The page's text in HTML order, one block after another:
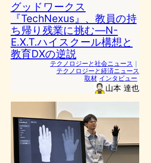
グッドワークス
『TechNexus』、教員の持
ち帰り残業に挑む—N-
E.X.T.ハイスクール構想と
教育DXの逆説
テクノロジーと社会ニュース ｜
テクノロジーと経済ニュース
取材 インタビュー
山本 達也